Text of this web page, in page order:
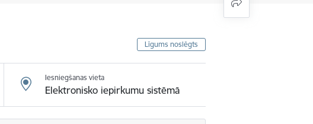
Līgums noslēgts
Iesniegšanas vieta
Elektronisko iepirkumu sistēmā